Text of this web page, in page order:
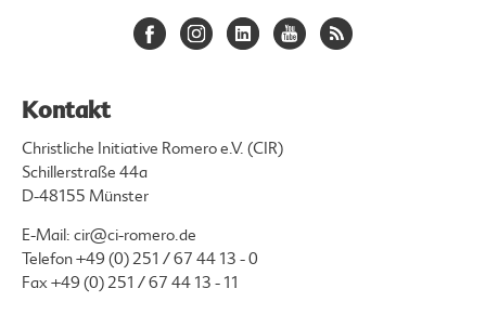
Kontakt
Christliche Initiative Romero e.V. (CIR)
Schillerstraße 44a
D-48155 Münster
E-Mail: cir@ci-romero.de
Telefon+49 (0) 251 / 67 44 13 - 0
Fax +49 (0) 251 / 67 44 13 - 11